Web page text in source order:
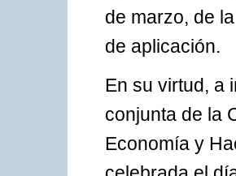
de marzo, de
de aplicación.
En su virtud, a
conjunta de la
Economía y